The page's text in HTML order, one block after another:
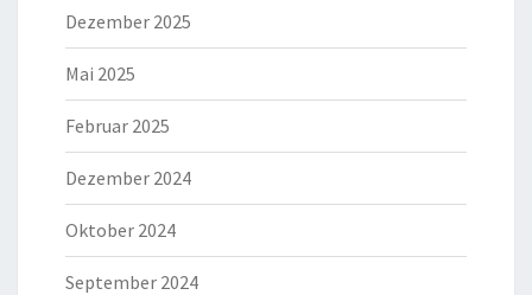
Dezember 2025
Mai 2025
Februar 2025
Dezember 2024
Oktober 2024
September 2024